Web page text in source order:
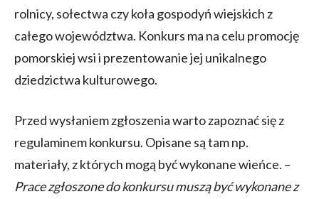
rolnicy, sołectwa czy koła gospodyń wiejskich z
całego województwa. Konkurs ma na celu promocję
pomorskiej wsi i prezentowanie jej unikalnego
dziedzictwa kulturowego.
Przed wysłaniem zgłoszenia warto zapoznać się z
regulaminem konkursu. Opisane są tam np.
materiały, z których mogą być wykonane wieńce. –
Prace zgłoszone do konkursu muszą być wykonane z